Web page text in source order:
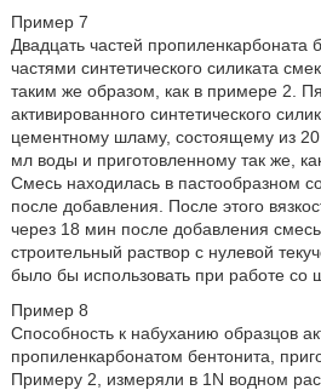
Пример 7
Двадцать частей
частями синтетического силиката
таким же образом, как в примере 2.
активированного синтетического
цементному шламу, состоящему из
мл воды и приготовленному так же,
Смесь находилась в пастообразном
после добавления. После этого
через 18 мин после добавления
строительный раствор с нулевой
было бы использовать при работе со
Пример 8
Способность к набуханию образцов
пропиленкарбонатом бентонита,
Примеру 2, измеряли в 1N водном